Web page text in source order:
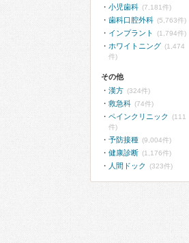
小児歯科 (7,181件)
歯科口腔外科 (5,763件)
インプラント (1,794件)
ホワイトニング (1,474
件)
その他
漢方 (324件)
救急科 (74件)
ペインクリニック
(111
件)
予防接種 (9,004件)
健康診断 (1,176件)
人間ドック (323件)